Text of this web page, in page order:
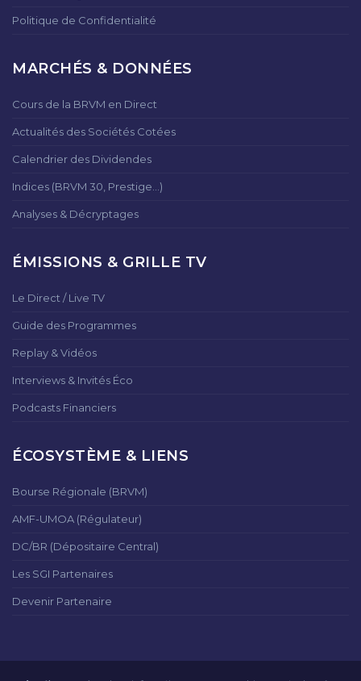
Politique de Confidentialité
MARCHÉS & DONNÉES
Cours de la BRVM en Direct
Actualités des Sociétés Cotées
Calendrier des Dividendes
Indices (BRVM 30, Prestige...)
Analyses & Décryptages
ÉMISSIONS & GRILLE TV
Le Direct / Live TV
Guide des Programmes
Replay & Vidéos
Interviews & Invités Éco
Podcasts Financiers
ÉCOSYSTÈME & LIENS
Bourse Régionale (BRVM)
AMF-UMOA (Régulateur)
DC/BR (Dépositaire Central)
Les SGI Partenaires
Devenir Partenaire